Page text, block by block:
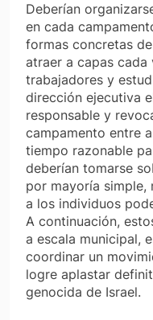
Deberían
en cada
formas concretas
atraer a capas cada
trabajadores y
dirección ejecutiva
responsable y
campamento entre
tiempo razonable
deberían tomarse
por mayoría simple,
a los individuos
A continuación,
a escala municipal,
coordinar un
logre aplastar
genocida de Israel.